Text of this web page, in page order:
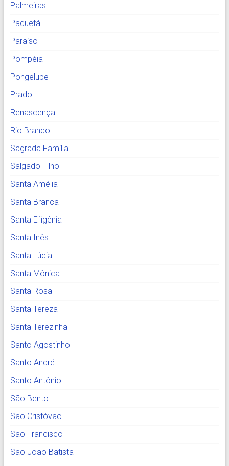
Palmeiras
Paquetá
Paraíso
Pompéia
Pongelupe
Prado
Renascença
Rio Branco
Sagrada Família
Salgado Filho
Santa Amélia
Santa Branca
Santa Efigênia
Santa Inês
Santa Lúcia
Santa Mônica
Santa Rosa
Santa Tereza
Santa Terezinha
Santo Agostinho
Santo André
Santo Antônio
São Bento
São Cristóvão
São Francisco
São João Batista